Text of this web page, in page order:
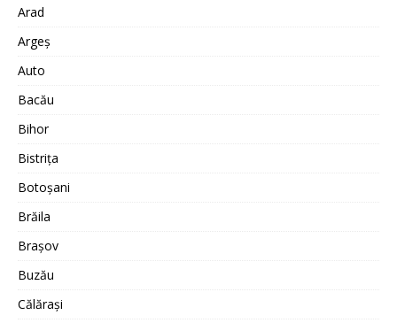
Arad
Argeș
Auto
Bacău
Bihor
Bistrița
Botoșani
Brăila
Brașov
Buzău
Călărași